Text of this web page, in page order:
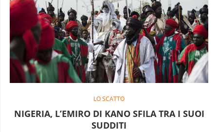
LO SCATTO
NIGERIA, L’EMIRO DI KANO SFILA TRA I SUOI
SUDDITI